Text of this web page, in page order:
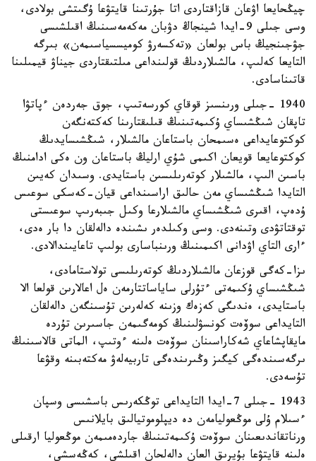
چيڭحايعا اۋعان قازاقتاردى اتا جۇرتىنا قايتۋعا ۇگىتشى بولادى،
وسى جىلى 9-ايدا شينجاڭ دۋبان مەكەمەسىنىڭ اقىلشىسى
جۋجىنجيڭ باس بولعان «تەكسەرۋ كوميسسياسىمەن» بىرگە
التايعا كەلىپ، مالشىلاردىڭ قولىنداعى مىلتىقتاردى جيناۋ قيمىلىنا
قاتىناسادى.
1940 -جىلى ورىنسىز قوقاي كورسەتىپ، جوق جەردەن ءپاتۋا
تاپقان شىڭشىساي ۇكىمەتىنىڭ قىلىقتارىنا كەكتەنگەن
كوكتوعايداعى ەسىمحان باستاعان مالشىلار، شىڭشىسايدىڭ
كوكتوعايعا قويعان اكىمى شۇي ارليڭ باستاعان ون ەكى ادامنىڭ
باسىن الىپ، مالشىلار كوتەرىلىسىن باستايدى. وسىدان كەيىن
التايدا شىڭشىساي مەن حالىق اراسىنداعى قيان-كەسكى سوعىس
ۇدەپ، اقىرى شىڭشىساي مالشىلارعا وكىل جىبەرىپ سوعىستى
توقتاتۋدى وتىنەدى. وسى وكىلدەر ىشىندە دالەلقان دا بار ەدى،
ءارى التاي اۋدانى اكىمىنىڭ ورىنباسارى بولىپ تاعايىندالادى.
ىزا-كەگى قوزعان مالشىلاردىڭ كوتەرىلىسى تولاستامادى،
شىڭشىساي ۇكىمەتى ءتۇرلى ساياساتتارمەن ەل اعالارىن قولعا الا
باستايدى، ەندىگى كەزەك وزىنە كەلەرىن تۇسىنگەن دالەلقان
التايداعى سوۆەت كونسۋلىنىڭ كومەگىمەن جاسىرىن تۇردە
مايقاپشاعاي شەكاراسىنان سوۆەت ەلىنە ءوتىپ، الماتى قالاسىنىڭ
ىرگەسىندەگى كيگىز وڭىرىندەگى تاربيەلەۋ مەكتەبىنە وقۋعا
تۇسەدى.
1943 -جىلى 7-ايدا التايداعى توڭكەرىس باسشىسى وسپان
ءسىلام ۇلى موڭعوليامەن دە ديپلوموتيالىق بايلانىس
ورناتقاندىعىنان سوۆەت ۇكىمەتىنىڭ جاردەمىمەن موڭعوليا ارقىلى
ەلىنە قايتۋعا بۇيرىق العان دالەلحان اقىلشى، كەڭەسشى،